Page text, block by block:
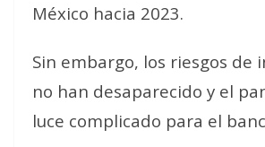
México hacia 2023.
Sin embargo, los riesgos de
no han desaparecido y el
luce complicado para el